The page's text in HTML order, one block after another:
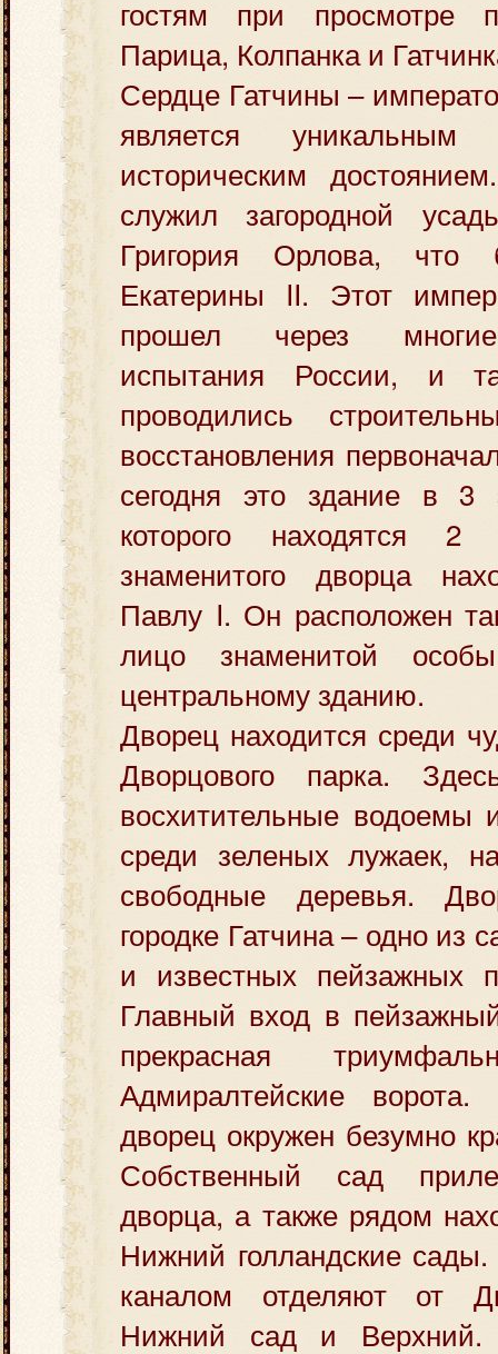
гостям при просмотре
Парица, Колпанка и
Сердце Гатчины –
является
историческим
служил загородной
Григория Орлова, что
Екатерины II. Этот
прошел через многие
испытания России, и
проводились
восстановления
сегодня это здание в 3
которого находятся
знаменитого дворца
Павлу I. Он расположен
лицо знаменитой
центральному зданию.
Дворец находится среди
Дворцового парка.
восхитительные водоемы
среди зеленых лужаек,
свободные деревья.
городке Гатчина – одно из
и известных пейзажных
Главный вход в
прекрасная
Адмиралтейские
дворец окружен безумно
Собственный сад
дворца, а также рядом
Нижний голландские
каналом отделяют от
Нижний сад и